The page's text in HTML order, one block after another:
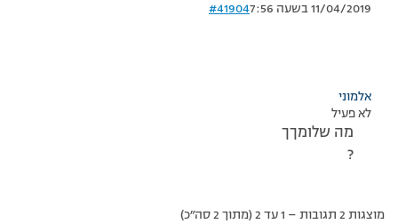
11/04/2019 בשעה 7:56 #41904
אלמוני
לא פעיל
מה שלומךך
?
מוצגות 2 תגובות – 1 עד 2 (מתוך 2 סה״כ)